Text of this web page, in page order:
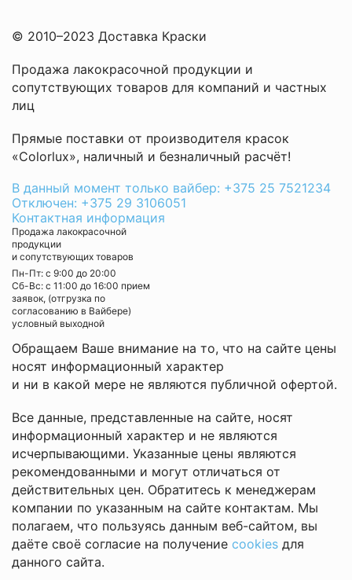
© 2010–2023 Доставка Краски
Продажа лакокрасочной продукции и
сопутствующих товаров для компаний и частных
лиц
Прямые поставки от производителя красок
«Colorlux», наличный и безналичный расчёт!
В данный момент только вайбер: +375 25 7521234
Отключен: +375 29 3106051
Контактная информация
Продажа лакокрасочной
продукции
и сопутствующих товаров
Пн-Пт: с 9:00 до 20:00
Cб-Вс: с 11:00 до 16:00 прием
заявок, (отгрузка по
согласованию в Вайбере)
условный выходной
Обращаем Ваше внимание на то, что на сайте цены
носят информационный характер
и ни в какой мере не являются публичной офертой.
Все данные, представленные на сайте, носят
информационный характер и не являются
исчерпывающими. Указанные цены являются
рекомендованными и могут отличаться от
действительных цен. Обратитесь к менеджерам
компании по указанным на сайте контактам. Мы
полагаем, что пользуясь данным веб-сайтом, вы
даёте своё согласие на получение cookies для
данного сайта.